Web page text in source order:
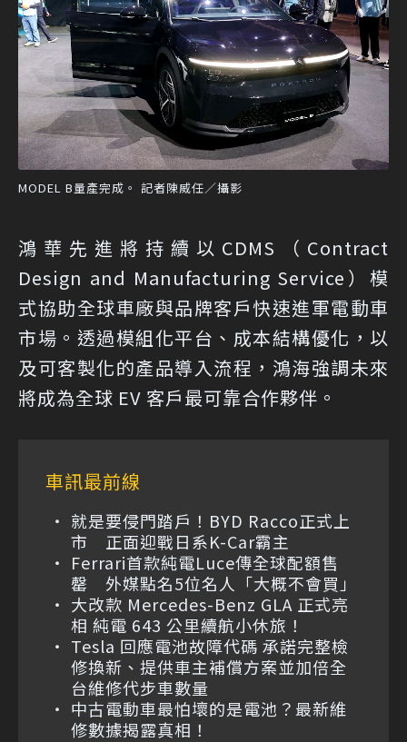
MODEL B量產完成。 記者陳威任／攝影
鴻華先進將持續以CDMS（Contract
Design and Manufacturing Service）模
式協助全球車廠與品牌客戶快速進軍電動車
市場。透過模組化平台、成本結構優化，以
及可客製化的產品導入流程，鴻海強調未來
將成為全球 EV 客戶最可靠合作夥伴。
車訊最前線
就是要侵門踏戶！BYD Racco正式上
市 正面迎戰日系K-Car霸主
Ferrari首款純電Luce傳全球配額售
罄 外媒點名5位名人「大概不會買」
大改款 Mercedes-Benz GLA 正式亮
相 純電 643 公里續航小休旅！
Tesla 回應電池故障代碼 承諾完整檢
修換新、提供車主補償方案並加倍全
台維修代步車數量
中古電動車最怕壞的是電池？最新維
修數據揭露真相！